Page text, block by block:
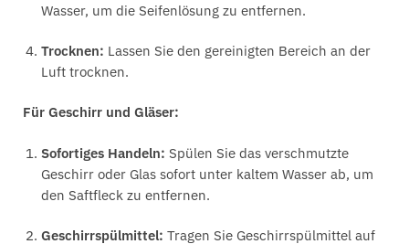
Wasser, um die Seifenlösung zu entfernen.
Trocknen: Lassen Sie den gereinigten Bereich an der
Luft trocknen.
Für Geschirr und Gläser:
Sofortiges Handeln: Spülen Sie das verschmutzte
Geschirr oder Glas sofort unter kaltem Wasser ab, um
den Saftfleck zu entfernen.
Geschirrspülmittel: Tragen Sie Geschirrspülmittel auf